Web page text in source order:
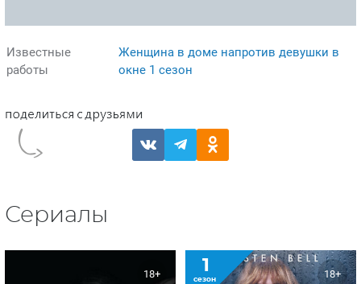
Известные
работы
Женщина в доме напротив девушки в
окне 1 сезон
Сериалы
18+ 1
сезон 18+